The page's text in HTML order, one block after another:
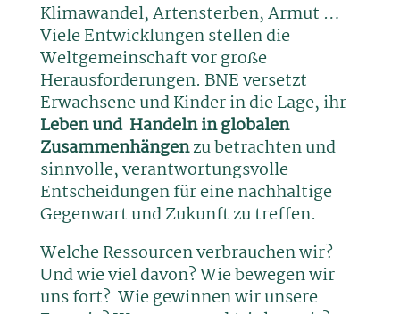
Klimawandel, Artensterben, Armut …
Viele Entwicklungen stellen die
Weltgemeinschaft vor große
Herausforderungen. BNE versetzt
Erwachsene und Kinder in die Lage, ihr
Leben und Handeln in globalen
Zusammenhängenzu betrachten und
sinnvolle, verantwortungsvolle
Entscheidungen für eine nachhaltige
Gegenwart und Zukunft zu treffen.
Welche Ressourcen verbrauchen wir?
Und wie viel davon? Wie bewegen wir
uns fort? Wie gewinnen wir unsere